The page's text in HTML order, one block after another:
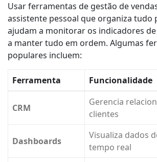
Usar ferramentas de gestão de
assistente pessoal que organiza tudo
ajudam a monitorar os indicadores
a manter tudo em ordem. Algumas
populares incluem:
Ferramenta Funcionalidade
CRM
Gerencia
clientes
Dashboards
Visualiza dados
tempo real